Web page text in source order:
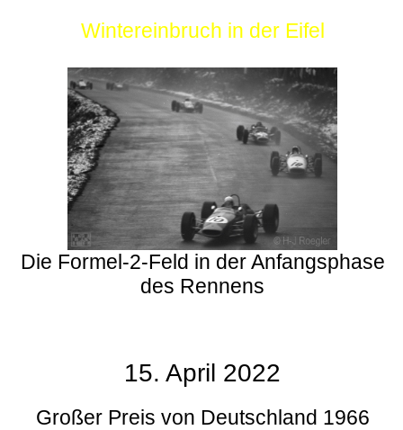
Wintereinbruch in der Eifel
Die Formel-2-Feld in der Anfangsphase
des Rennens
15. April 2022
Großer Preis von Deutschland 1966